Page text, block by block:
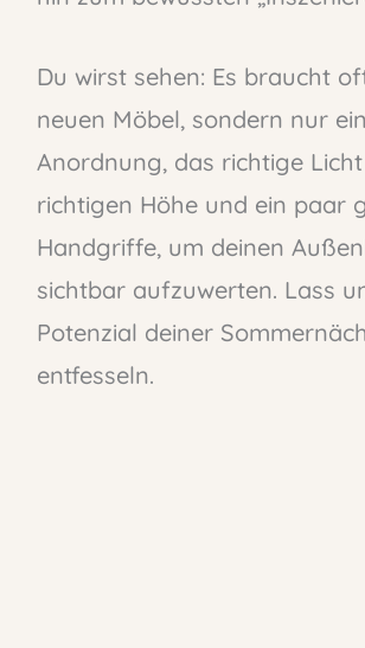
Du wirst sehen: Es braucht
neuen Möbel, sondern nur
Anordnung, das richtige
richtigen Höhe und ein paar
Handgriffe, um deinen
sichtbar aufzuwerten. Lass
Potenzial deiner
entfesseln.